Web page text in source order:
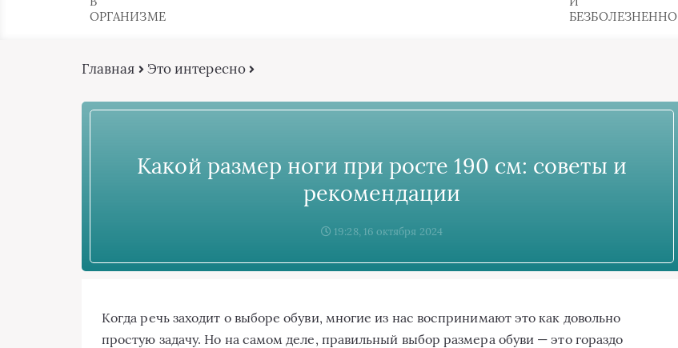
ОРГАНИЗМЕ
БЕЗБОЛЕЗНЕННО
Главная Это интересно
Какой размер ноги при росте 190 см: советы и
рекомендации
19:28, 16 октября 2024
Когда речь заходит о выборе обуви, многие из нас воспринимают это как довольно
простую задачу. Но на самом деле, правильный выбор размера обуви — это гораздо